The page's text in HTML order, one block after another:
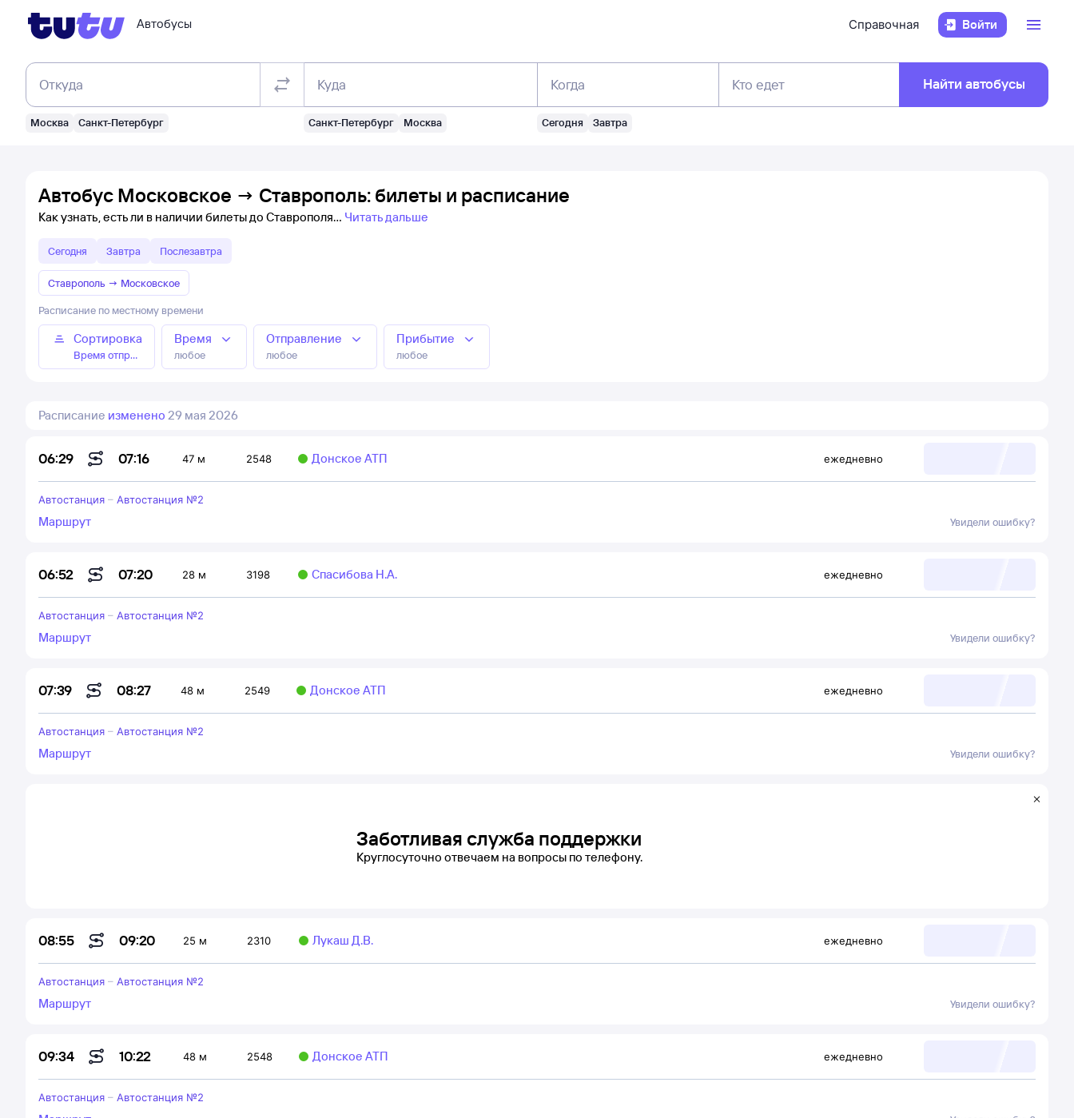
Автобусы Справочная Войти
Откуда
Москва Санкт-Петербург
Куда
Санкт-Петербург Москва
Когда
Сегодня Завтра
Кто едет Найти автобусы
Автобус Московское → Ставрополь: билеты и расписание
Как узнать, есть ли в наличии билеты до Ставрополя Читать дальше
Сегодня Завтра Послезавтра
Ставрополь → Московское
Расписание по местному времени
Сортировка
Время отправления
Время
любое
Отправление
любое
Прибытие
любое
Расписание изменено 29 мая 2026
06:29 07:16 47 м 2548 Донское АТП ежедневно
Автостанция – Автостанция №2
Маршрут Увидели ошибку?
06:52 07:20 28 м 3198 Спасибова Н.А. ежедневно
Автостанция – Автостанция №2
Маршрут Увидели ошибку?
07:39 08:27 48 м 2549 Донское АТП ежедневно
Автостанция – Автостанция №2
Маршрут Увидели ошибку?
Заботливая служба поддержки
Круглосуточно отвечаем на вопросы по телефону.
08:55 09:20 25 м 2310 Лукаш Д.В. ежедневно
Автостанция – Автостанция №2
Маршрут Увидели ошибку?
09:34 10:22 48 м 2548 Донское АТП ежедневно
Автостанция – Автостанция №2